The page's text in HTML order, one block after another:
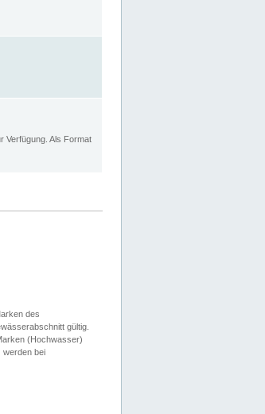
Verfügung. Als Format
des
gültig.
(Hochwasser)
werden bei